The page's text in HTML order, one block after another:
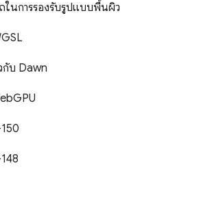
ในการรองรับรูปแบบพื้นผิว
กับ Dawn